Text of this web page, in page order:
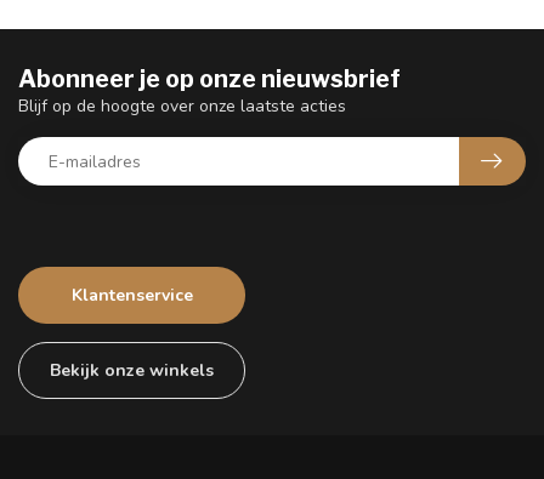
Klantenservice
Bekijk onze winkels
Abonneer je op onze nieuwsbrief
Blijf op de hoogte over onze laatste acties